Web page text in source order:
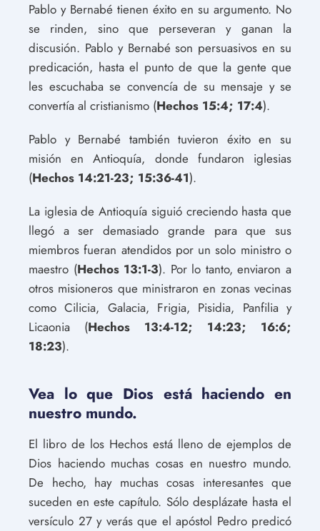
Pablo y Bernabé tienen éxito en su argumento. No
se rinden, sino que perseveran y ganan la
discusión. Pablo y Bernabé son persuasivos en su
predicación, hasta el punto de que la gente que
les escuchaba se convencía de su mensaje y se
convertía al cristianismo (Hechos 15:4; 17:4).
Pablo y Bernabé también tuvieron éxito en su
misión en Antioquía, donde fundaron iglesias
(Hechos 14:21-23; 15:36-41).
La iglesia de Antioquía siguió creciendo hasta que
llegó a ser demasiado grande para que sus
miembros fueran atendidos por un solo ministro o
maestro (Hechos 13:1-3). Por lo tanto, enviaron a
otros misioneros que ministraron en zonas vecinas
como Cilicia, Galacia, Frigia, Pisidia, Panfilia y
Licaonia (Hechos 13:4-12; 14:23; 16:6;
18:23).
Vea lo que Dios está haciendo en
nuestro mundo.
El libro de los Hechos está lleno de ejemplos de
Dios haciendo muchas cosas en nuestro mundo.
De hecho, hay muchas cosas interesantes que
suceden en este capítulo. Sólo desplázate hasta el
versículo 27 y verás que el apóstol Pedro predicó